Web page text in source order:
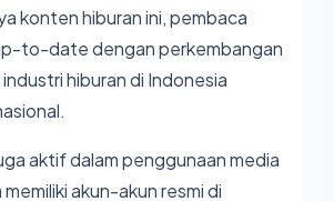
konten hiburan ini, pembaca
to-date dengan perkembangan
hiburan di Indonesia
aktif dalam penggunaan media
akun-akun resmi di